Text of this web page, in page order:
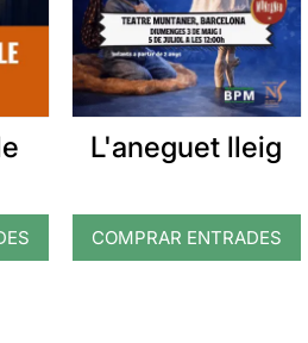
L'aneguet lleig
COMPRAR ENTRADES